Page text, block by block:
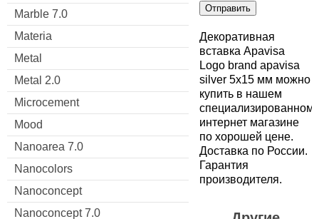
Marble 7.0
Materia
Metal
Metal 2.0
Microcement
Mood
Nanoarea 7.0
Nanocolors
Nanoconcept
Nanoconcept 7.0
Отправить
Декоративная
вставка Apavisa
Logo brand apavisa
silver 5x15 мм можно
купить в нашем
специализированном
интернет магазине
по хорошей цене.
Доставка по России.
Гарантия
производителя.